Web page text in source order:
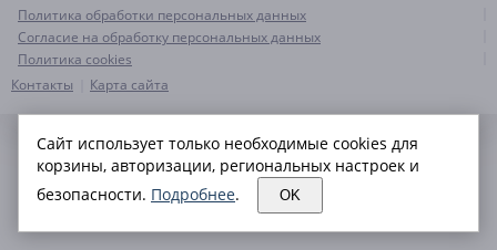
Политика обработки персональных данных
Согласие на обработку персональных данных
Политика cookies
Контакты
Карта сайта
Сайт использует только необходимые cookies для
корзины, авторизации, региональных настроек и
безопасности. Подробнее. OK